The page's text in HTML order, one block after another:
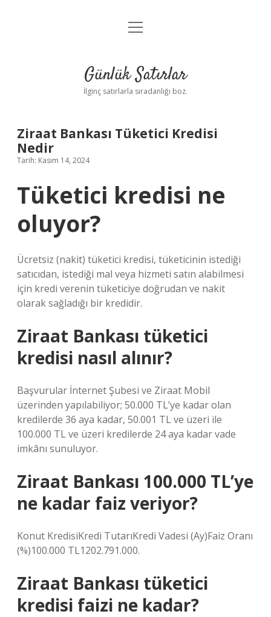
Anasayfa
Yasal Uyarı
menüyü
Günlük Satırlar
İlginç satırlarla sıradanlığı boz.
Ziraat Bankası Tüketici Kredisi
Nedir
Tarih: Kasım 14, 2024
Tüketici kredisi ne
oluyor?
Ücretsiz (nakit) tüketici kredisi, tüketicinin istediği
satıcıdan, istediği mal veya hizmeti satın alabilmesi
için kredi verenin tüketiciye doğrudan ve nakit
olarak sağladığı bir kredidir.
Ziraat Bankası tüketici
kredisi nasıl alınır?
Başvurular İnternet Şubesi ve Ziraat Mobil
üzerinden yapılabiliyor; 50.000 TL’ye kadar olan
kredilerde 36 aya kadar, 50.001 TL ve üzeri ile
100.000 TL ve üzeri kredilerde 24 aya kadar vade
imkânı sunuluyor.
Ziraat Bankası 100.000 TL’ye
ne kadar faiz veriyor?
Konut KredisiKredi TutarıKredi Vadesi (Ay)Faiz Oranı
(%)100.000 TL1202.791.000.
Ziraat Bankası tüketici
kredisi faizi ne kadar?